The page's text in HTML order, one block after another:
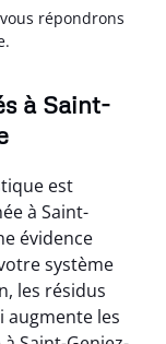
répondrons
à Saint-
est
à Saint-
évidence
système
les résidus
augmente les